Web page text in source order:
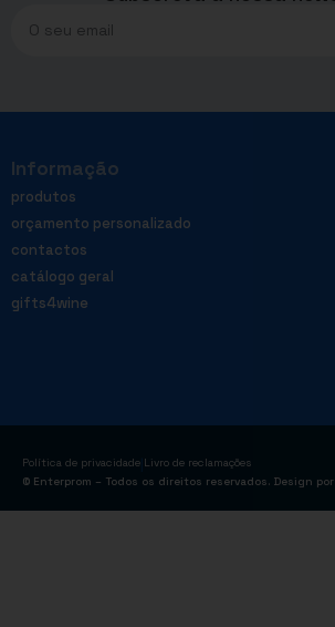
Informação
produtos
orçamento personalizado
contactos
catálogo geral
gifts4wine
Política de privacidade Livro de reclamações
© Enterprom – Todos os direitos reservados. Design por